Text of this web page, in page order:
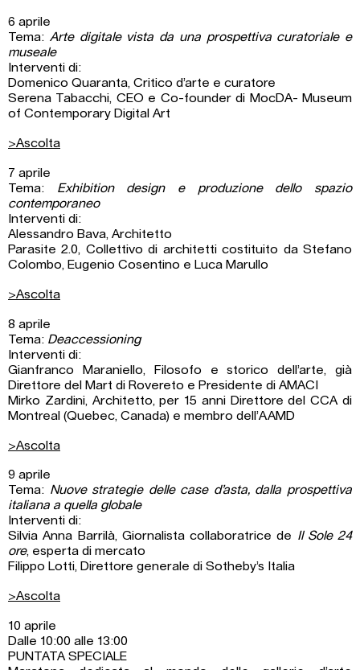
6 aprile
Tema: Arte digitale vista da una prospettiva curatoriale e
museale
Interventi di:
Domenico Quaranta, Critico d’arte e curatore
Serena Tabacchi, CEO e Co-founder di MocDA- Museum
of Contemporary Digital Art
>Ascolta
7 aprile
Tema: Exhibition design e produzione dello spazio
contemporaneo
Interventi di:
Alessandro Bava, Architetto
Parasite 2.0, Collettivo di architetti costituito da Stefano
Colombo, Eugenio Cosentino e Luca Marullo
>Ascolta
8 aprile
Tema: Deaccessioning
Interventi di:
Gianfranco Maraniello, Filosofo e storico dell’arte, già
Direttore del Mart di Rovereto e Presidente di AMACI
Mirko Zardini, Architetto, per 15 anni Direttore del CCA di
Montreal (Quebec, Canada) e membro dell’AAMD
>Ascolta
9 aprile
Tema: Nuove strategie delle case d’asta, dalla prospettiva
italiana a quella globale
Interventi di:
Silvia Anna Barrilà, Giornalista collaboratrice de Il Sole 24
ore, esperta di mercato
Filippo Lotti, Direttore generale di Sotheby’s Italia
>Ascolta
10 aprile
Dalle 10:00 alle 13:00
PUNTATA SPECIALE